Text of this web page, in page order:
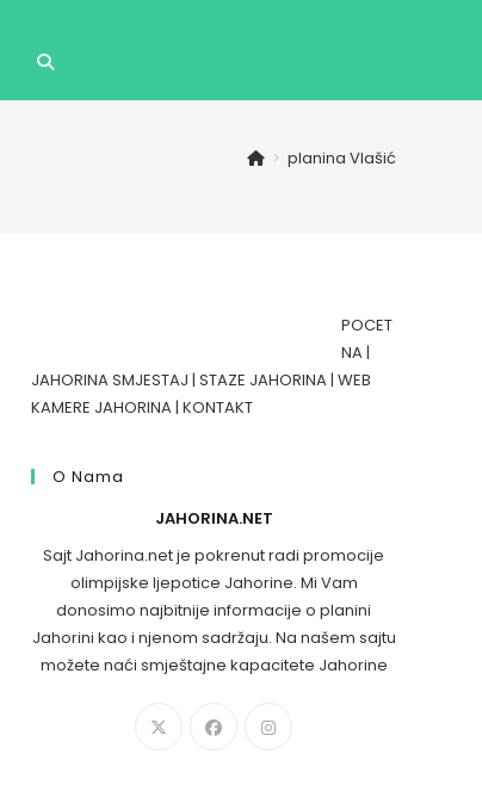
TOGGLE
> planina Vlašić
POCET
NA|
JAHORINA SMJESTAJ | STAZE JAHORINA| WEB
KAMERE JAHORINA| KONTAKT
O Nama
JAHORINA.NET
Sajt Jahorina.net je pokrenut radi promocije
olimpijske ljepotice Jahorine. Mi Vam
donosimo najbitnije informacije o planini
Jahorini kao i njenom sadržaju. Na našem sajtu
možete naći smještajne kapacitete Jahorine